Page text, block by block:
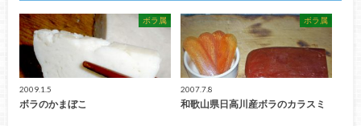
ボラ属
2009.1.5
ボラのかまぼこ
ボラ属
2007.7.8
和歌山県日高川産ボラのカラスミ